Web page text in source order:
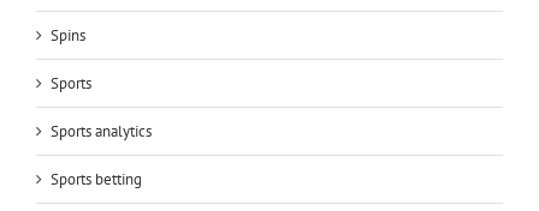
Spins
Sports
Sports analytics
Sports betting